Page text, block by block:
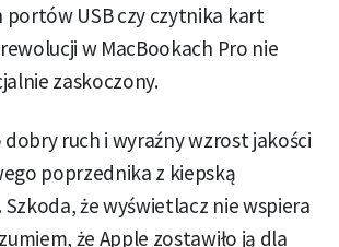
USB czy czytnika kart
w MacBookach Pro nie
zaskoczony.
ruch i wyraźny wzrost jakości
poprzednika z kiepską
że wyświetlacz nie wspiera
że Apple zostawiło ją dla